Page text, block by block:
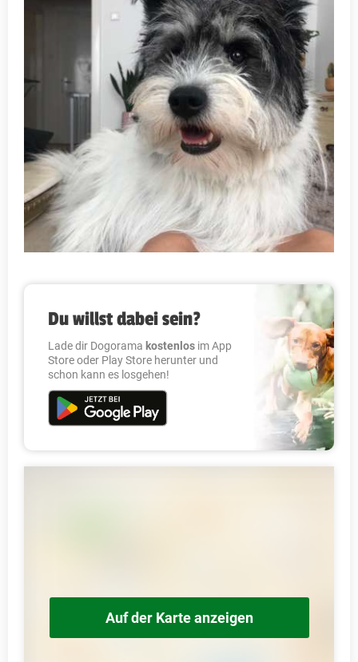
Du willst dabei sein?
Lade dir Dogorama kostenlos im App
Store oder Play Store herunter und
schon kann es losgehen!
Auf der Karte anzeigen